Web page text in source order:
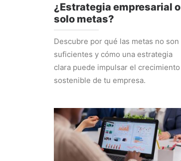
¿Estrategia empresarial o
solo metas?
Descubre por qué las metas no son
suficientes y cómo una estrategia
clara puede impulsar el crecimiento
sostenible de tu empresa.